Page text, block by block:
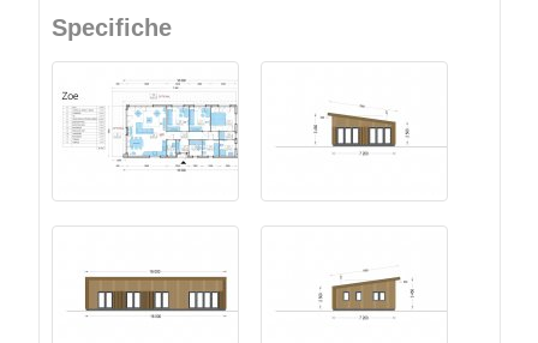
Specifiche